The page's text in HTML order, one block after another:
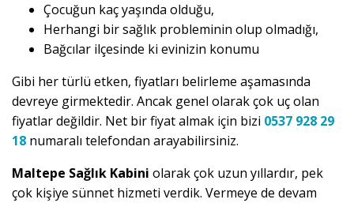
Çocuğun kaç yaşında olduğu,
Herhangi bir sağlık probleminin olup olmadığı,
Bağcılar ilçesinde ki evinizin konumu
Gibi her türlü etken, fiyatları belirleme aşamasında
devreye girmektedir. Ancak genel olarak çok uç olan
fiyatlar değildir. Net bir fiyat almak için bizi 0537 928 29
18 numaralı telefondan arayabilirsiniz.
Maltepe Sağlık Kabini olarak çok uzun yıllardır, pek
çok kişiye sünnet hizmeti verdik. Vermeye de devam